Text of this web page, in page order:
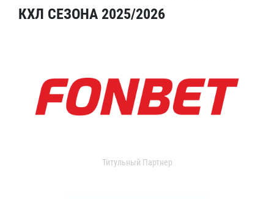
КХЛ СЕЗОНА 2025/2026
Титульный Партнер